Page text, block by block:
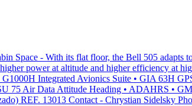
Space - With its flat floor, the Bell 505
power at altitude and higher efficiency at
G1000H Integrated Avionics Suite • GIA
75 Air Data Attitude Heading • ADAHRS •
REF. 13013 Contact - Chrystian Sidelsky